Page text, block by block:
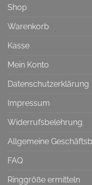
Shop
Warenkorb
Kasse
Mein Konto
Datenschutzerklärung
Impressum
Widerrufsbelehrung
Allgemeine
FAQ
Ringgröße ermitteln